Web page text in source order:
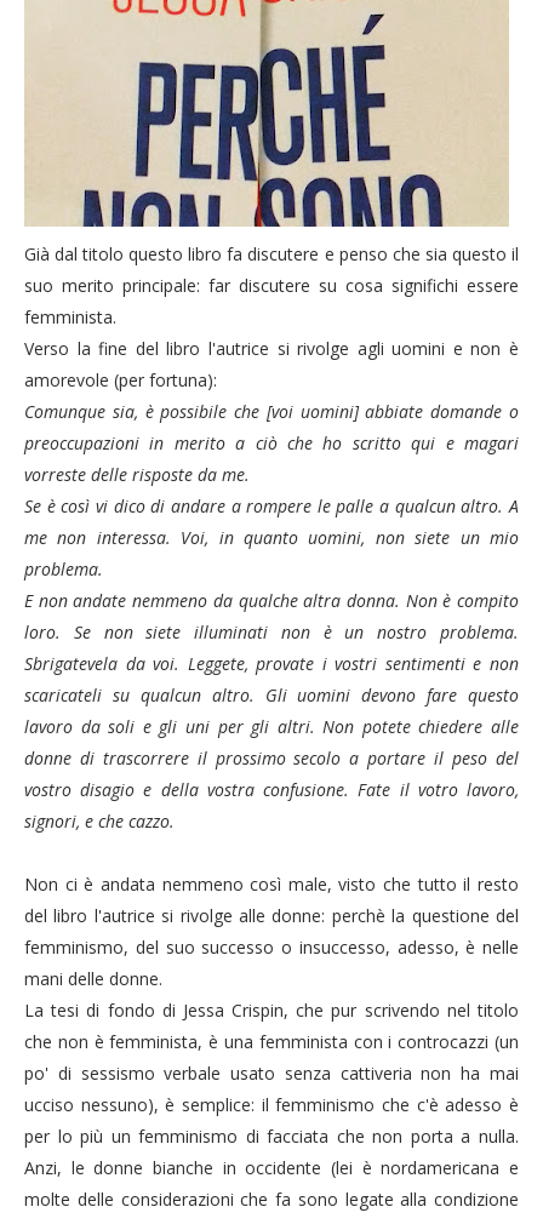
Già dal titolo questo libro fa discutere e penso che sia questo il
suo merito principale: far discutere su cosa significhi essere
femminista.
Verso la fine del libro l'autrice si rivolge agli uomini e non è
amorevole (per fortuna):
Comunque sia, è possibile che [voi uomini] abbiate domande o
preoccupazioni in merito a ciò che ho scritto qui e magari
vorreste delle risposte da me.
Se è così vi dico di andare a rompere le palle a qualcun altro. A
me non interessa. Voi, in quanto uomini, non siete un mio
problema.
E non andate nemmeno da qualche altra donna. Non è compito
loro. Se non siete illuminati non è un nostro problema.
Sbrigatevela da voi. Leggete, provate i vostri sentimenti e non
scaricateli su qualcun altro. Gli uomini devono fare questo
lavoro da soli e gli uni per gli altri. Non potete chiedere alle
donne di trascorrere il prossimo secolo a portare il peso del
vostro disagio e della vostra confusione. Fate il votro lavoro,
signori, e che cazzo.
Non ci è andata nemmeno così male, visto che tutto il resto
del libro l'autrice si rivolge alle donne: perchè la questione del
femminismo, del suo successo o insuccesso, adesso, è nelle
mani delle donne.
La tesi di fondo di Jessa Crispin, che pur scrivendo nel titolo
che non è femminista, è una femminista con i controcazzi (un
po' di sessismo verbale usato senza cattiveria non ha mai
ucciso nessuno), è semplice: il femminismo che c'è adesso è
per lo più un femminismo di facciata che non porta a nulla.
Anzi, le donne bianche in occidente (lei è nordamericana e
molte delle considerazioni che fa sono legate alla condizione